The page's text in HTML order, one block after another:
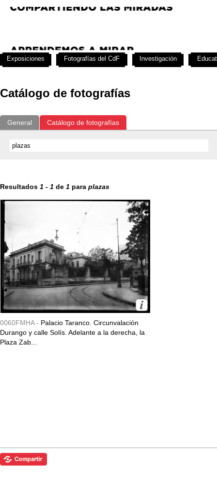
Catálogo de fotografías
General Catálogo de fotografías
Resultados 1 - 1 de 1 para plazas
0060FMHA - Palacio Taranco. Circunvalación
Durango y calle Solís. Adelante a la derecha, la
Plaza Zab...
Exposiciones Fotografías del CdF Investigación